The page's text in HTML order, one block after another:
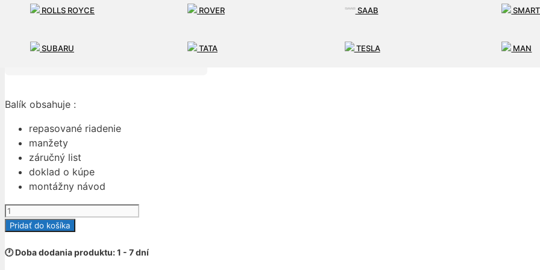
ROLLS ROYCE ROVER SAAB SMART
SUBARU TATA TESLA MAN
225,00
Cena s DPH
Balík obsahuje :
repasované riadenie
manžety
záručný list
doklad o kúpe
montážny návod
množstvo
SERVORIADENIE
CRV
Pridať do košíka
🕐 Doba dodania produktu: 1 - 7 dní